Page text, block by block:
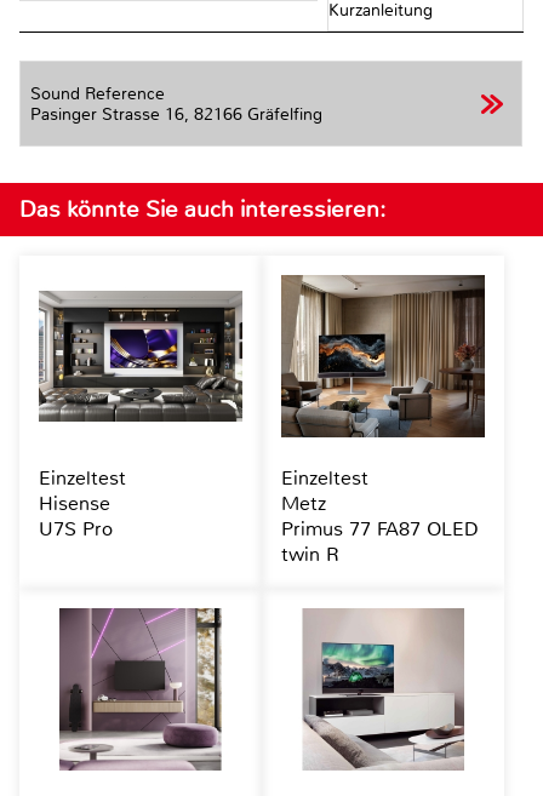
Kurzanleitung
Sound Reference
Pasinger Strasse 16, 82166 Gräfelfing
Das könnte Sie auch interessieren:
Einzeltest
Hisense
U7S Pro
Einzeltest
Metz
Primus 77 FA87 OLED
twin R